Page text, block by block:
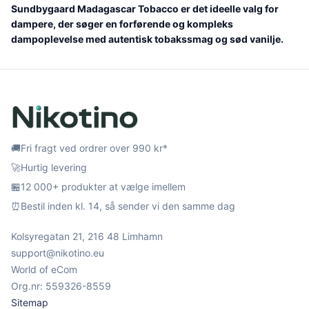
Sundbygaard Madagascar Tobacco er det ideelle valg for
dampere, der søger en forførende og kompleks
dampoplevelse med autentisk tobakssmag og sød vanilje.
🚚Fri fragt ved ordrer over 990 kr*
🚀Hurtig levering
🏪12 000+ produkter at vælge imellem
⏰Bestil inden kl. 14, så sender vi den samme dag
Kolsyregatan 21, 216 48 Limhamn
support@nikotino.eu
World of eCom
Org.nr: 559326-8559
Sitemap